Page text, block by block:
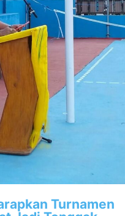
Turnamen